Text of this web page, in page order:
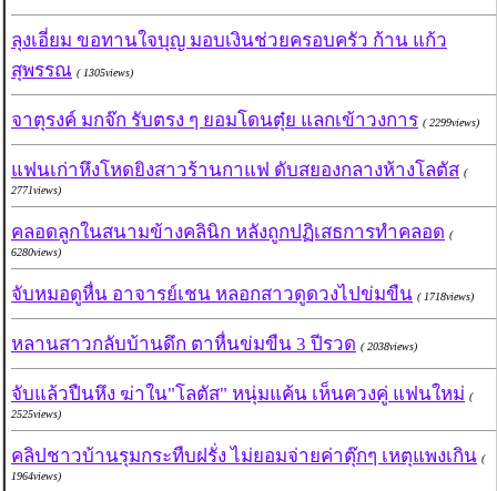
ลุงเอี่ยม ขอทานใจบุญ มอบเงินช่วยครอบครัว ก้าน แก้ว
สุพรรณ ( 1305views)
จาตุรงค์ มกจ๊ก รับตรง ๆ ยอมโดนตุ๋ย แลกเข้าวงการ ( 2299views)
แฟนเก่าหึงโหดยิงสาวร้านกาแฟ ดับสยองกลางห้างโลตัส (
2771views)
คลอดลูกในสนามข้างคลินิก หลังถูกปฏิเสธการทำคลอด (
6280views)
จับหมอดูหื่น อาจารย์เชน หลอกสาวดูดวงไปข่มขืน ( 1718views)
หลานสาวกลับบ้านดึก ตาหื่นข่มขืน 3 ปีรวด ( 2038views)
จับแล้วปืนหึง ฆ่าใน"โลตัส" หนุ่มแค้น เห็นควงคู่ แฟนใหม่ (
2525views)
คลิปชาวบ้านรุมกระทืบฝรั่ง ไม่ยอมจ่ายค่าตุ๊กๆ เหตุแพงเกิน (
1964views)